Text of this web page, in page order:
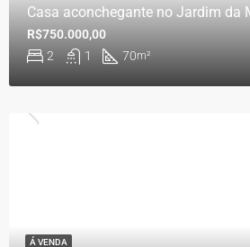
2 1 70m²
R$750.000,00
Á VENDA